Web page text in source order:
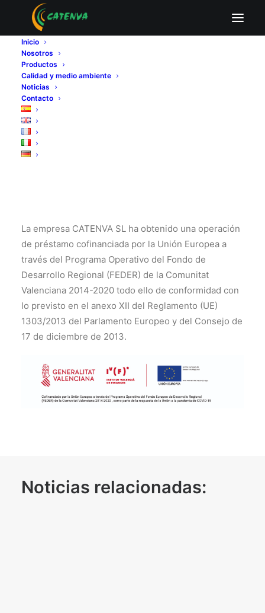
Inicio
Nosotros
Productos
Calidad y medio ambiente
Noticias
Contacto
Una manera de hacer
La empresa CATENVA SL ha obtenido una operación
de préstamo cofinanciada por la Unión Europea a
través del Programa Operativo del Fondo de
Desarrollo Regional (FEDER) de la Comunitat
Valenciana 2014-2020 todo ello de conformidad con
lo previsto en el anexo XII del Reglamento (UE)
1303/2013 del Parlamento Europeo y del Consejo de
17 de diciembre de 2013.
Noticias relacionadas: